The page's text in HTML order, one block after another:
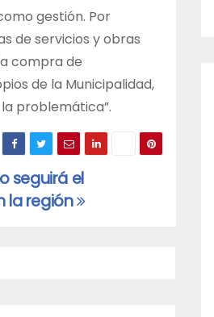
gestión. Por
de servicios y obras
compra de
de la Municipalidad,
problemática”.
seguirá el
la región